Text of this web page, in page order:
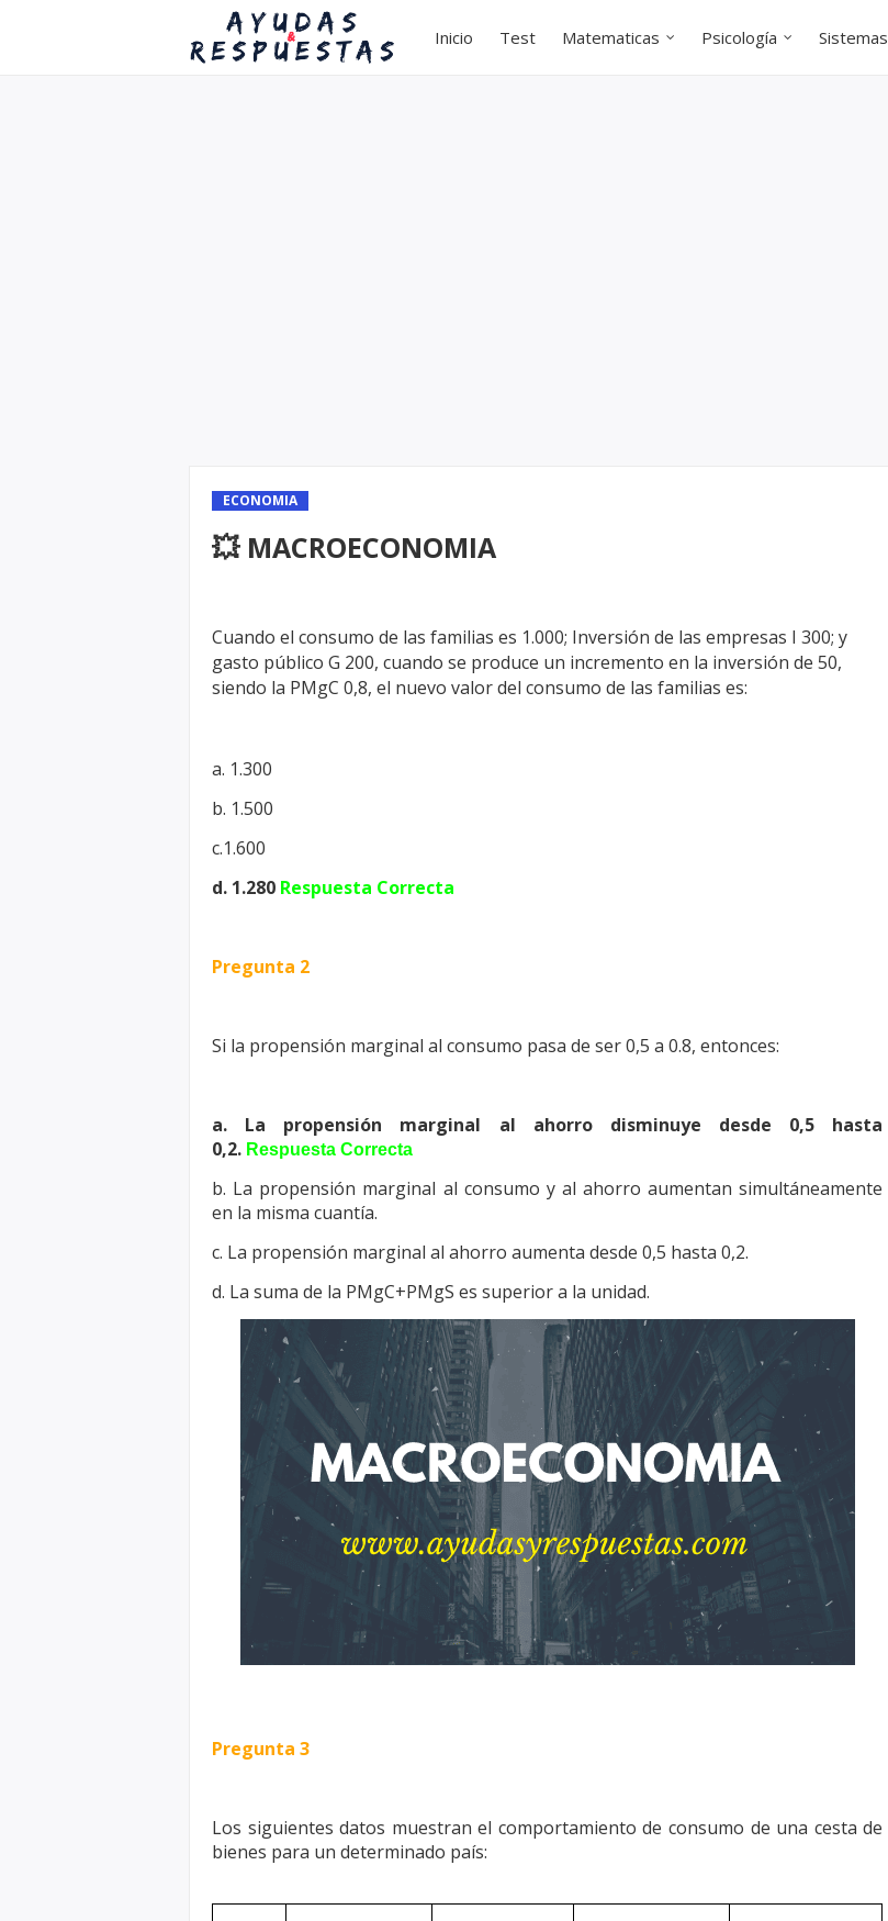
Inicio Test Matematicas Psicología Sistemas
ECONOMIA
💥 MACROECONOMIA
Cuando el consumo de las familias es 1.000; Inversión de las empresas I 300; y
gasto público G 200, cuando se produce un incremento en la inversión de 50,
siendo la PMgC 0,8, el nuevo valor del consumo de las familias es:
a. 1.300
b. 1.500
c.1.600
d. 1.280 Respuesta Correcta
Pregunta 2
Si la propensión marginal al consumo pasa de ser 0,5 a 0.8, entonces:
a. La propensión marginal al ahorro disminuye desde 0,5 hasta
0,2. Respuesta Correcta
b. La propensión marginal al consumo y al ahorro aumentansimultáneamente
en la misma cuantía.
c. La propensión marginal al ahorro aumenta desde 0,5 hasta 0,2.
d. La suma de la PMgC+PMgS es superior a la unidad.
Pregunta 3
Los siguientes datos muestran el comportamiento de consumo de una cesta de
bienes para un determinado país: